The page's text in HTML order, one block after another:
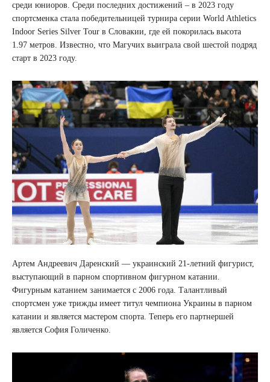
среди юниоров. Среди последних достижений – в 2023 году
спортсменка стала победительницей турнира серии World Athletics
Indoor Series Silver Tour в Словакии, где ей покорилась высота
1.97 метров. Известно, что Магучих выиграла свой шестой подряд
старт в 2023 году.
Артем Андреевич Даренский — украинский 21-летний фигурист,
выступающий в парном спортивном фигурном катании.
Фигурным катанием занимается с 2006 года. Талантливый
спортсмен уже трижды имеет титул чемпиона Украины в парном
катании и является мастером спорта. Теперь его партнершей
является София Голиченко.